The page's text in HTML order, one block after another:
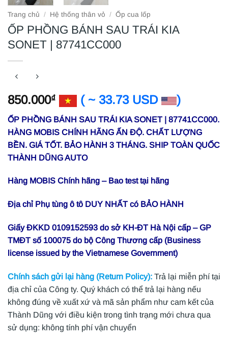
Trang chủ / Hệ thống thân vỏ / Ốp cua lốp
ỐP PHỒNG BÁNH SAU TRÁI KIA
SONET | 87741CC000
850.000₫ ( ~ 33.73 USD )
ỐP PHỒNG BÁNH SAU TRÁI KIA SONET | 87741CC000.
HÀNG MOBIS CHÍNH HÃNG ẤN ĐỘ. CHẤT LƯỢNG
BỀN. GIÁ TỐT. BẢO HÀNH 3 THÁNG. SHIP TOÀN QUỐC
THÀNH DŨNG AUTO
Hàng MOBIS Chính hãng – Bao test tại hãng
Địa chỉ Phụ tùng ô tô DUY NHẤT có BẢO HÀNH
Giấy ĐKKD 0109152593 do sở KH-ĐT Hà Nội cấp – GP
TMĐT số 100075 do bộ Công Thương cấp (Business
license issued by the Vietnamese Government)
Chính sách gửi lại hàng (Return Policy): Trả lại miễn phí tại
địa chỉ của Công ty. Quý khách có thể trả lại hàng nếu
không đúng về xuất xứ và mã sản phẩm như cam kết của
Thành Dũng với điều kiện trong tình trạng mới chưa qua
sử dụng: không tính phí vận chuyển